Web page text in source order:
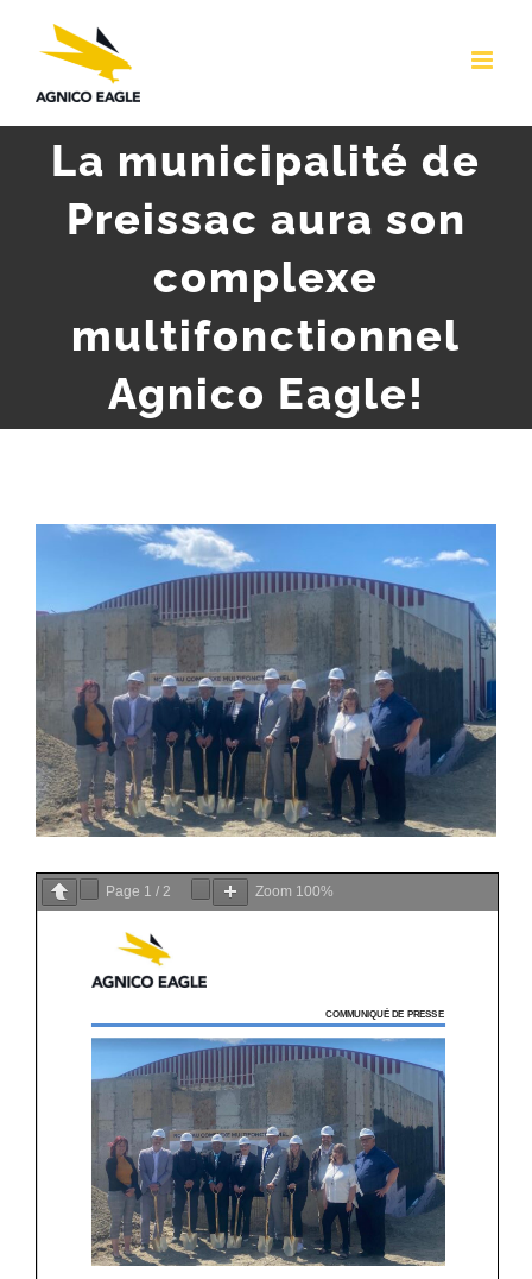
La municipalité de
Preissac aura son
complexe
multifonctionnel
Agnico Eagle!
View
Image
Page 1 / 2 Zoom 100%